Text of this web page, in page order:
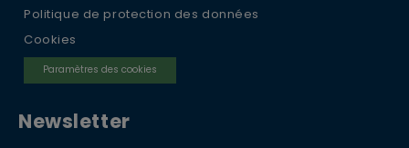
Politique de protection des données
Cookies
Paramètres des cookies
Newsletter